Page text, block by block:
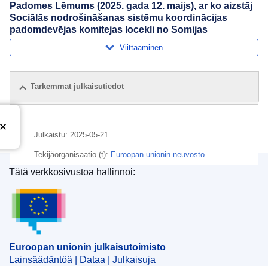
Padomes Lēmums (2025. gada 12. maijs), ar ko aizstāj
Sociālās nodrošināšanas sistēmu koordinācijas
padomdevējas komitejas locekli no Somijas
Viittaaminen
Tarkemmat julkaisutiedot
Julkaistu: 2025-05-21
Tekijäorganisaatio (t): Euroopan unionin neuvosto
,sosiaaliturva
CELEX : 32025D02806
ELI :
OJ : C_202502806
Euroopan unionin julkaisutoimisto
Tätä verkkosivustoa hallinnoi:
Euroopan unionin julkaisutoimisto
Lainsäädäntöä | Dataa | Julkaisuja